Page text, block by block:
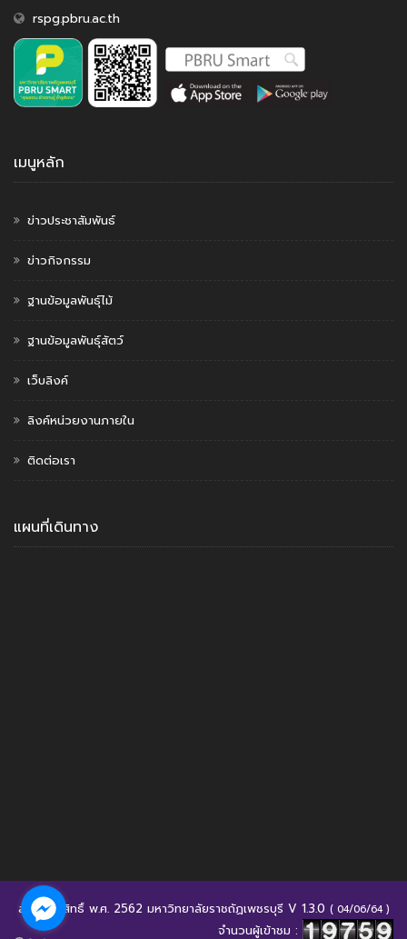
rspg.pbru.ac.th
เมนูหลัก
ข่าวประชาสัมพันธ์
ข่าวกิจกรรม
ฐานข้อมูลพันธุ์ไม้
ฐานข้อมูลพันธุ์สัตว์
เว็บลิงค์
ลิงค์หน่วยงานภายใน
ติดต่อเรา
แผนที่เดินทาง
สงวนลิขสิทธิ์ พ.ศ. 2562 มหาวิทยาลัยราชถัฏเพชรบุรี V 1.3.0 ( 04/06/64 )
จำนวนผู้เข้าชม :